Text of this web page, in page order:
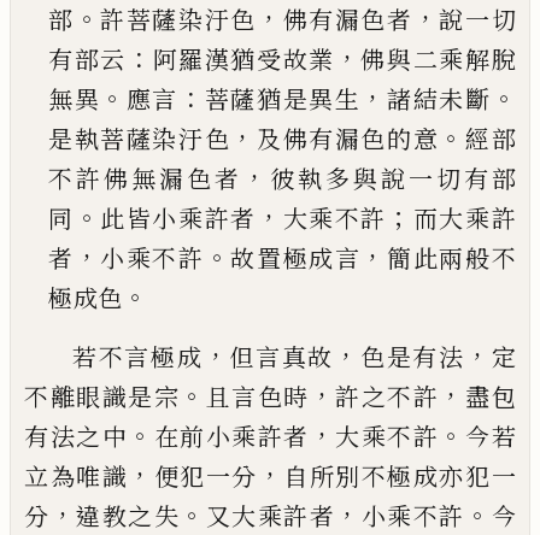
部 。許菩薩染汙色 ， 佛有漏色者 ，說一切
有部云 ： 阿羅漢猶受故業 ，佛與二乘解脫
無異 。 應言 ： 菩薩猶是異生 ，諸結未斷 。
是執菩薩染汙色 ， 及佛有漏色的意 。 經部
不許佛無漏色者 ， 彼執多與說一切有部
同 。 此皆小乘許者 ， 大乘不許 ； 而大乘許
者 ， 小乘不許 。故置極成言 ， 簡此兩般不
極成色 。
若不言極成 ， 但言真故 ， 色是有法 ， 定
不離眼識是宗 。 且言色時 ，許之不許 ， 盡包
有法之中 。 在前小乘許者 ， 大乘不許 。 今若
立為唯識 ， 便犯一分 ， 自所別不極成亦犯一
分 ，違教之失 。 又大乘許者 ， 小乘不許 。 今